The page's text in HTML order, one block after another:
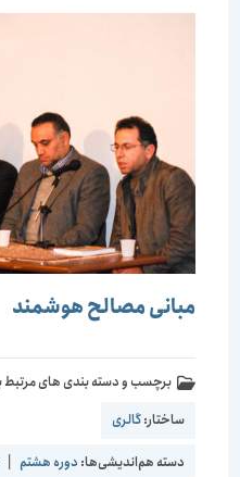
مبانی مصالح هوشمند
برچسب و دسته بندی های مرتبط به
ساختار:گالری
دسته هم‌اندیشی‌ها:دوره هشتم |